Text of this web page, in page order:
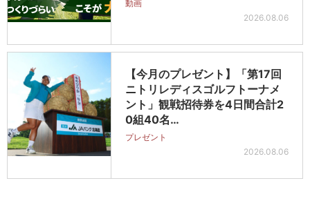
動画
2026.08.06
【今月のプレゼント】「第17回
ニトリレディスゴルフトーナメ
ント」観戦招待券を4日間合計2
0組40名…
プレゼント
2026.08.06